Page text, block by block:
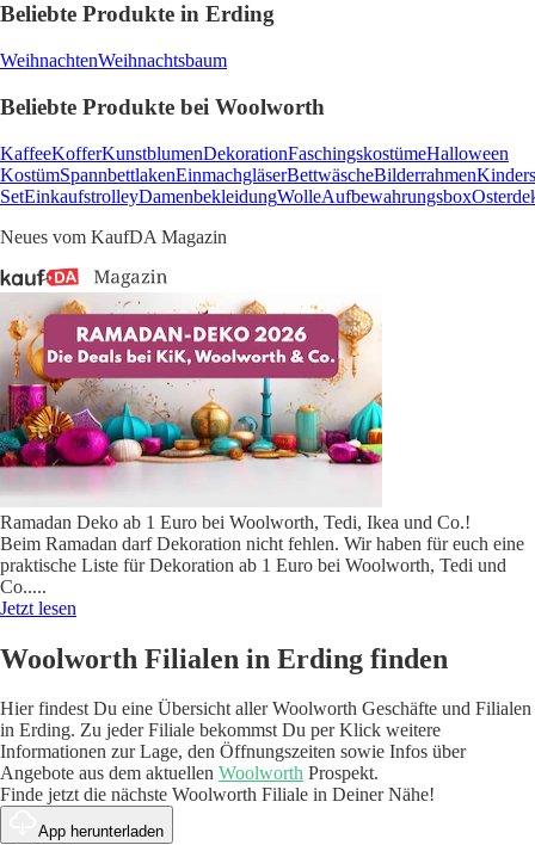
Beliebte Produkte in Erding
WeihnachtenWeihnachtsbaum
Beliebte Produkte bei Woolworth
KaffeeKofferKunstblumenDekorationFaschingskostümeHalloween
KostümSpannbettlakenEinmachgläserBettwäscheBilderrahmen
SetEinkaufstrolleyDamenbekleidungWolleAufbewahrungsbox
Neues vom KaufDA Magazin
Ramadan Deko ab 1 Euro bei Woolworth, Tedi, Ikea und Co.!
Beim Ramadan darf Dekoration nicht fehlen. Wir haben für euch eine
praktische Liste für Dekoration ab 1 Euro bei Woolworth, Tedi und
Co.....
Jetzt lesen
Woolworth Filialen in Erding finden
Hier findest Du eine Übersicht aller Woolworth Geschäfte und Filialen
in Erding. Zu jeder Filiale bekommst Du per Klick weitere
Informationen zur Lage, den Öffnungszeiten sowie Infos über
Angebote aus dem aktuellen Woolworth Prospekt.
Finde jetzt die nächste Woolworth Filiale in Deiner Nähe!
App herunterladen